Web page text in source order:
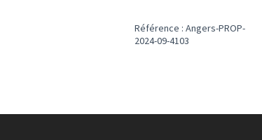
Référence : Angers-PROP-
2024-09-4103